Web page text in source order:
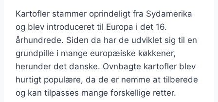
Kartofler stammer oprindeligt fra Sydamerika
og blev introduceret til Europa i det 16.
århundrede. Siden da har de udviklet sig til en
grundpille i mange europæiske køkkener,
herunder det danske. Ovnbagte kartofler blev
hurtigt populære, da de er nemme at tilberede
og kan tilpasses mange forskellige retter.